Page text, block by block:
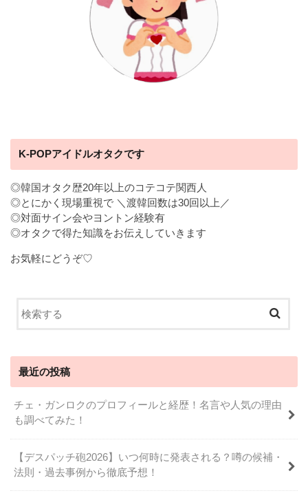
K-POPアイドルオタクです
◎韓国オタク歴20年以上のコテコテ関西人
◎とにかく現場重視で ＼渡韓回数は30回以上／
◎対面サイン会やヨントン経験有
◎オタクで得た知識をお伝えしていきます
お気軽にどうぞ♡
最近の投稿
チェ・ガンロクのプロフィールと経歴！名言や人気の理由
も調べてみた！
【デスパッチ砲2026】いつ何時に発表される？噂の候補・
法則・過去事例から徹底予想！